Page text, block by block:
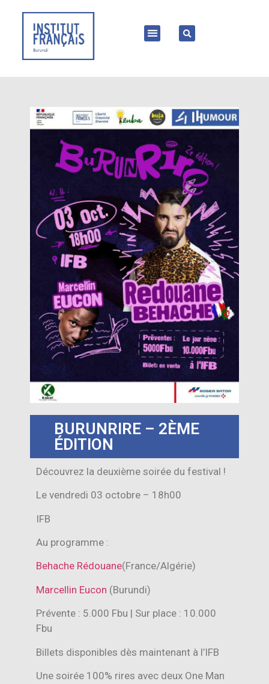
BURUNRIRE – 2ÈME
ÉDITION
Découvrez la deuxième soirée du festival !
Le vendredi 03 octobre – 18h00
IFB
Au programme :
Behache Rédouane(France/Algérie)
Marcellin Eucon (Burundi)
Prévente : 5.000 Fbu | Sur place : 10.000
Fbu
Billets disponibles dès maintenant à l’IFB
Une soirée 100% rires avec deux One Man